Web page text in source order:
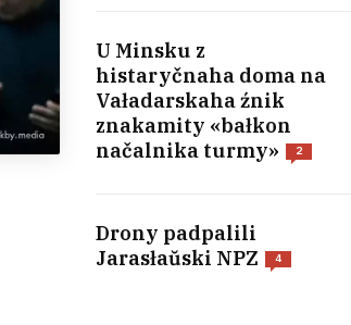
U Minsku z
histaryčnaha doma na
Vaładarskaha źnik
znakamity «bałkon
načalnika turmy»
2
Drony padpalili
Jarasłaŭski NPZ
4